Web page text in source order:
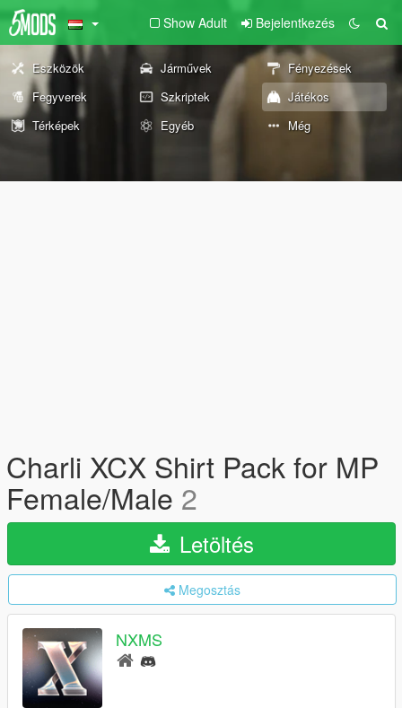
Show Adult Bejelentkezés
Eszközök Járművek
Fényezések
Fegyverek
Szkriptek
Játékos
Térképek
Egyéb Még
Charli XCX Shirt Pack for MP
Female/Male 2
Letöltés
Megosztás
NXMS